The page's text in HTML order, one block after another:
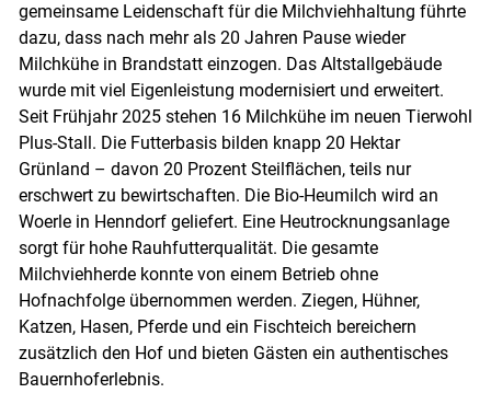
gemeinsame Leidenschaft für die Milchviehhaltung führte
dazu, dass nach mehr als 20 Jahren Pause wieder
Milchkühe in Brandstatt einzogen. Das Altstallgebäude
wurde mit viel Eigenleistung modernisiert und erweitert.
Seit Frühjahr 2025 stehen 16 Milchkühe im neuen Tierwohl
Plus-Stall. Die Futterbasis bilden knapp 20 Hektar
Grünland – davon 20 Prozent Steilflächen, teils nur
erschwert zu bewirtschaften. Die Bio-Heumilch wird an
Woerle in Henndorf geliefert. Eine Heutrocknungsanlage
sorgt für hohe Rauhfutterqualität. Die gesamte
Milchviehherde konnte von einem Betrieb ohne
Hofnachfolge übernommen werden. Ziegen, Hühner,
Katzen, Hasen, Pferde und ein Fischteich bereichern
zusätzlich den Hof und bieten Gästen ein authentisches
Bauernhoferlebnis.